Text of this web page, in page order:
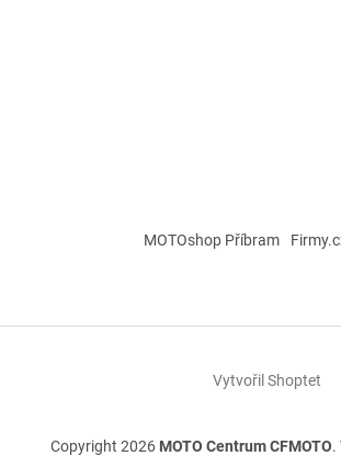
MOTOshop Příbram
Vytvořil Shoptet
Copyright 2026 MOTO Centrum CFMOTO.